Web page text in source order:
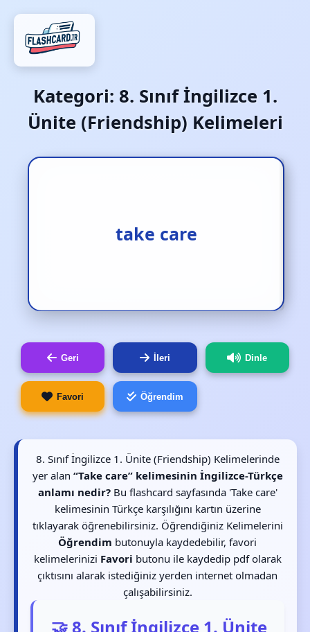
Kategori: 8. Sınıf İngilizce 1.
Ünite (Friendship) Kelimeleri
take care
kendine iyi bak
Geri İleri Dinle
Favori Öğrendim
8. Sınıf İngilizce 1. Ünite (Friendship) Kelimelerinde
yer alan “Take care” kelimesinin İngilizce-Türkçe
anlamı nedir?Bu flashcard sayfasında 'Take care'
kelimesinin Türkçe karşılığını kartın üzerine
tıklayarak öğrenebilirsiniz. Öğrendiğiniz Kelimelerini
Öğrendim butonuyla kaydedebilir, favori
kelimelerinizi Favori butonu ile kaydedip pdf olarak
çıktısını alarak istediğiniz yerden internet olmadan
çalışabilirsiniz.
🤝 8. Sınıf İngilizce 1. Ünite